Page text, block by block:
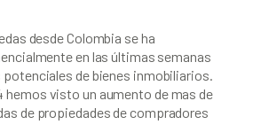
desde Colombia se ha
en las últimas semanas
de bienes inmobiliarios.
hemos visto un aumento de mas de
de propiedades de compradores